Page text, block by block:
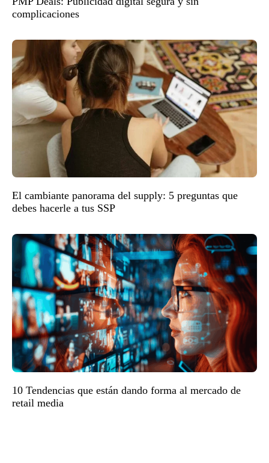
complicaciones
El cambiante panorama del supply: 5 preguntas que
debes hacerle a tus SSP
10 Tendencias que están dando forma al mercado de
retail media